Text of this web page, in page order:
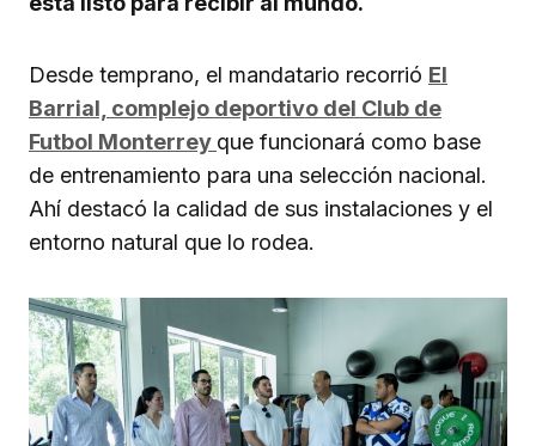
Desde temprano, el mandatario recorrió El
Barrial, complejo deportivo del Club de
Futbol Monterrey que funcionará como base
de entrenamiento para una selección nacional.
Ahí destacó la calidad de sus instalaciones y el
entorno natural que lo rodea.